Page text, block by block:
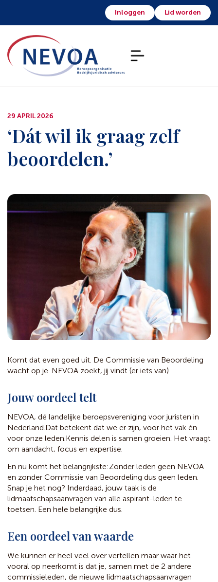
Inloggen Lid worden
29 APRIL 2026
‘Dát wil ik graag zelf
beoordelen.’
Komt dat even goed uit. De Commissie van Beoordeling
wacht op je. NEVOA zoekt, jij vindt (er iets van).
Jouw oordeel telt
NEVOA, dé landelijke beroepsvereniging voor juristen in
Nederland. Dat betekent dat we er zijn, voor het vak én
voor onze leden. Kennis delen is samen groeien. Het vraagt
om aandacht, focus en expertise.
En nu komt het belangrijkste:Zonder leden geen NEVOA
en zonder Commissie van Beoordeling dus geen leden.
Snap je het nog? Inderdaad, jouw taak is de
lidmaatschapsaanvragen van alle aspirant-leden te
toetsen. Een hele belangrijke dus.
Een oordeel van waarde
We kunnen er heel veel over vertellen maar waar het
vooral op neerkomt is dat je, samen met de 2 andere
commissieleden, de nieuwe lidmaatschapsaanvragen